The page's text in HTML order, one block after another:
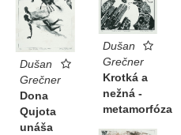
Dušan
Grečner
Krotká a
nežná -
metamorfóza
Dušan
Grečner
Dona
Qujota
unáša